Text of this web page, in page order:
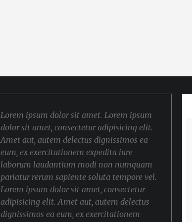
Lorem ipsum dolor sit amet. Lorem ipsum
dolor sit amet, consectetur adipisicing elit.
Amet aut, autem delectus dignissimos ea
eum, ex exercitationem expedita iure
laborum laudantium modi non numquam
pariatur rerum sapiente soluta tempore vel.
Lorem ipsum dolor sit amet, consectetur
adipisicing elit. Amet aut, autem delectus
dignissimos ea eum, ex exercitationem